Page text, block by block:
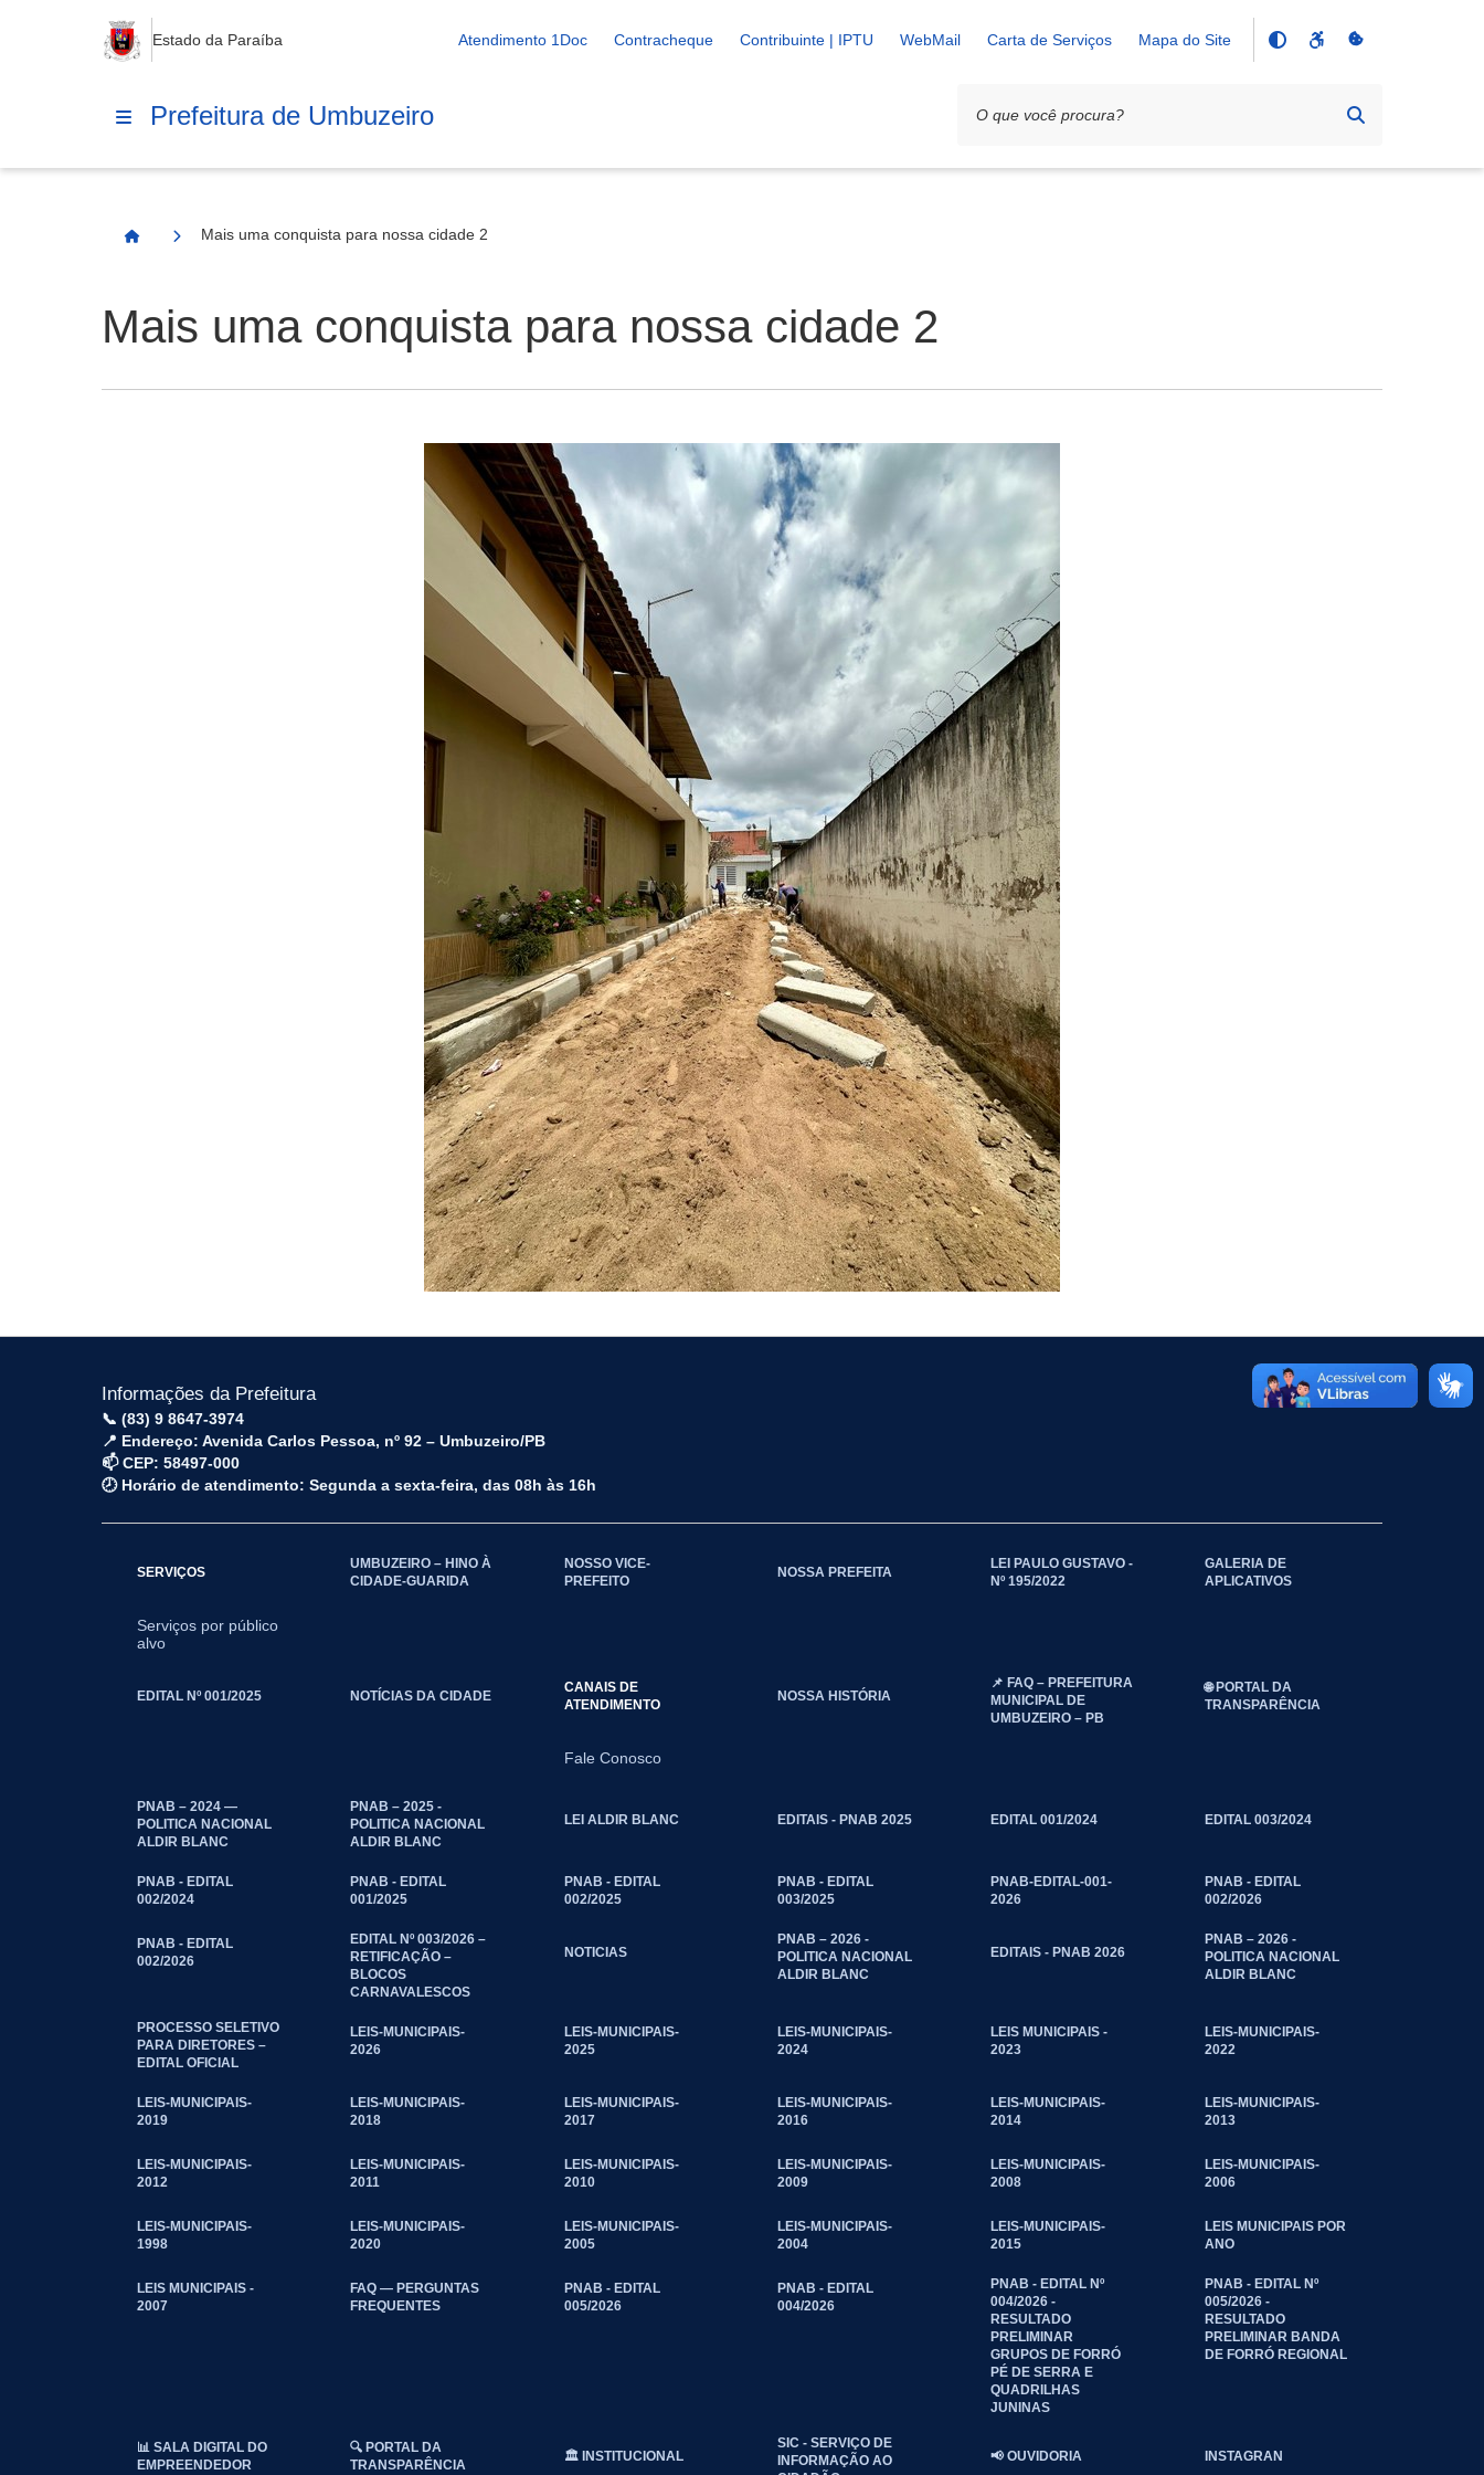
Estado da Paraíba Atendimento 1Doc Contracheque Contribuinte | IPTU WebMail Carta de Serviços Mapa do Site
Prefeitura de Umbuzeiro
Página Inicial
Mais uma conquista para nossa cidade 2
Mais uma conquista para nossa cidade 2
Informações da Prefeitura
📞 (83) 9 8647-3974
📍 Endereço: Avenida Carlos Pessoa, nº 92 – Umbuzeiro/PB
📫 CEP: 58497-000
🕗 Horário de atendimento: Segunda a sexta-feira, das 08h às 16h
SERVIÇOS
Serviços por público
alvo
UMBUZEIRO – HINO À
CIDADE-GUARIDA
NOSSO VICE-
PREFEITO
NOSSA PREFEITA
LEI PAULO GUSTAVO -
Nº 195/2022
GALERIA DE
APLICATIVOS
EDITAL Nº 001/2025 NOTÍCIAS DA CIDADE
CANAIS DE
ATENDIMENTO
Fale Conosco
NOSSA HISTÓRIA
📌 FAQ – PREFEITURA
MUNICIPAL DE
UMBUZEIRO – PB
🌐 PORTAL DA
TRANSPARÊNCIA
PNAB – 2024 —
POLITICA NACIONAL
ALDIR BLANC
PNAB – 2025 -
POLITICA NACIONAL
ALDIR BLANC
LEI ALDIR BLANC EDITAIS - PNAB 2025 EDITAL 001/2024 EDITAL 003/2024
PNAB - EDITAL
002/2024
PNAB - EDITAL
001/2025
PNAB - EDITAL
002/2025
PNAB - EDITAL
003/2025
PNAB-EDITAL-001-
2026
PNAB - EDITAL
002/2026
PNAB - EDITAL
002/2026
EDITAL Nº 003/2026 –
RETIFICAÇÃO –
BLOCOS
CARNAVALESCOS
NOTICIAS
PNAB – 2026 -
POLITICA NACIONAL
ALDIR BLANC
EDITAIS - PNAB 2026
PNAB – 2026 -
POLITICA NACIONAL
ALDIR BLANC
PROCESSO SELETIVO
PARA DIRETORES –
EDITAL OFICIAL
LEIS-MUNICIPAIS-
2026
LEIS-MUNICIPAIS-
2025
LEIS-MUNICIPAIS-
2024
LEIS MUNICIPAIS -
2023
LEIS-MUNICIPAIS-
2022
LEIS-MUNICIPAIS-
2019
LEIS-MUNICIPAIS-
2018
LEIS-MUNICIPAIS-
2017
LEIS-MUNICIPAIS-
2016
LEIS-MUNICIPAIS-
2014
LEIS-MUNICIPAIS-
2013
LEIS-MUNICIPAIS-
2012
LEIS-MUNICIPAIS-
2011
LEIS-MUNICIPAIS-
2010
LEIS-MUNICIPAIS-
2009
LEIS-MUNICIPAIS-
2008
LEIS-MUNICIPAIS-
2006
LEIS-MUNICIPAIS-
1998
LEIS-MUNICIPAIS-
2020
LEIS-MUNICIPAIS-
2005
LEIS-MUNICIPAIS-
2004
LEIS-MUNICIPAIS-
2015
LEIS MUNICIPAIS POR
ANO
LEIS MUNICIPAIS -
2007
FAQ — PERGUNTAS
FREQUENTES
PNAB - EDITAL
005/2026
PNAB - EDITAL
004/2026
PNAB - EDITAL Nº
004/2026 -
RESULTADO
PRELIMINAR
GRUPOS DE FORRÓ
PÉ DE SERRA E
QUADRILHAS
JUNINAS
PNAB - EDITAL Nº
005/2026 -
RESULTADO
PRELIMINAR BANDA
DE FORRÓ REGIONAL
📊 SALA DIGITAL DO
EMPREENDEDOR
🔍 PORTAL DA
TRANSPARÊNCIA
🏛️ INSTITUCIONAL
SIC - SERVIÇO DE
INFORMAÇÃO AO
📢 OUVIDORIA INSTAGRAN